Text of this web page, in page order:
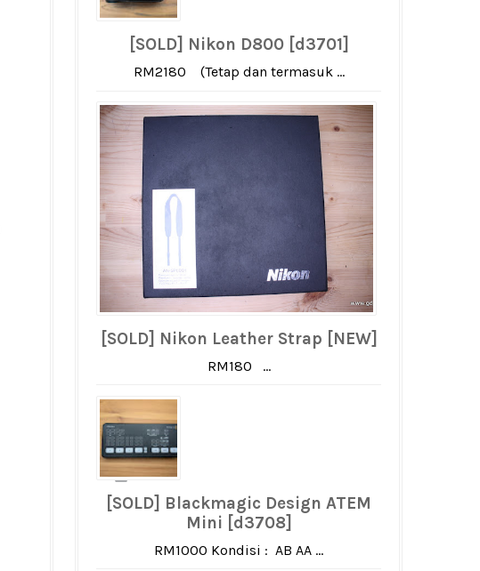
[SOLD] Nikon D800 [d3701]
RM2180 (Tetap dan termasuk ...
[SOLD] Nikon Leather Strap [NEW]
RM180 ...
[SOLD] Blackmagic Design ATEM
Mini [d3708]
RM1000 Kondisi : AB AA ...